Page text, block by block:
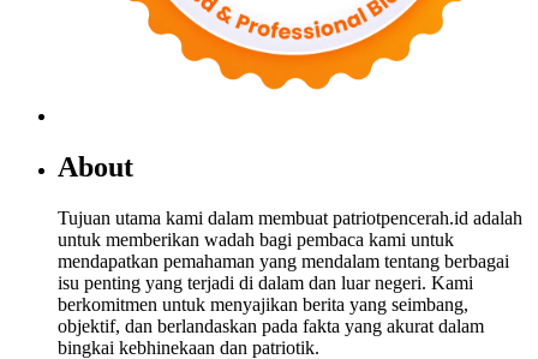
About
Tujuan utama kami dalam membuat patriotpencerah.id adalah
untuk memberikan wadah bagi pembaca kami untuk
mendapatkan pemahaman yang mendalam tentang berbagai
isu penting yang terjadi di dalam dan luar negeri. Kami
berkomitmen untuk menyajikan berita yang seimbang,
objektif, dan berlandaskan pada fakta yang akurat dalam
bingkai kebhinekaan dan patriotik.